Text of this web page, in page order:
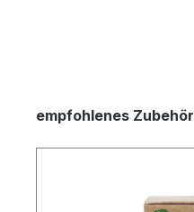
empfohlenes Zubehör